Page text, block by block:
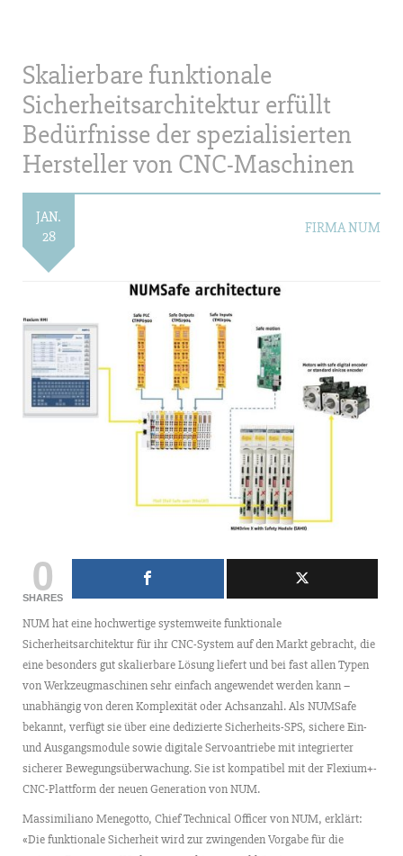
Skalierbare funktionale
Sicherheitsarchitektur erfüllt
Bedürfnisse der spezialisierten
Hersteller von CNC-Maschinen
JAN.
28
FIRMA NUM
0
SHARES
NUM hat eine hochwertige systemweite funktionale
Sicherheitsarchitektur für ihr CNC-System auf den Markt gebracht, die
eine besonders gut skalierbare Lösung liefert und bei fast allen Typen
von Werkzeugmaschinen sehr einfach angewendet werden kann –
unabhängig von deren Komplexität oder Achsanzahl. Als NUMSafe
bekannt, verfügt sie über eine dedizierte Sicherheits-SPS, sichere Ein-
und Ausgangsmodule sowie digitale Servoantriebe mit integrierter
sicherer Bewegungsüberwachung. Sie ist kompatibel mit der Flexium+-
CNC-Plattform der neuen Generation von NUM.
Massimiliano Menegotto, Chief Technical Officer von NUM, erklärt:
«Die funktionale Sicherheit wird zur zwingenden Vorgabe für die